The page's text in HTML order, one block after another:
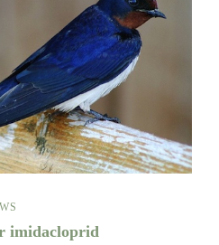
imidacloprid